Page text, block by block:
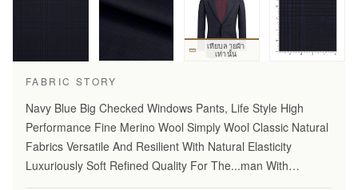
เทียบลายผ้า
เท่านั้น
FABRIC STORY
Navy Blue Big Checked Windows Pants, Life Style High
Performance Fine Merino Wool Simply Wool Classic Natural
Fabrics Versatile And Resilient With Natural Elasticity
Luxuriously Soft Refined Quality For The...man With